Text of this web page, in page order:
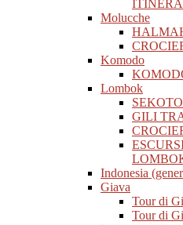
Molucche
Komodo
Lombok
GILI
Indonesia
Giava
Tour di
Tour di